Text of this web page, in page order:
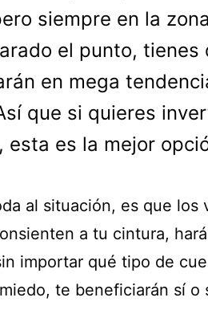
siempre en la
el punto, tienes
en mega
que si quieres
esta es la mejor
al situación, es que los
a tu cintura,
importar qué tipo de
te beneficiarán sí o